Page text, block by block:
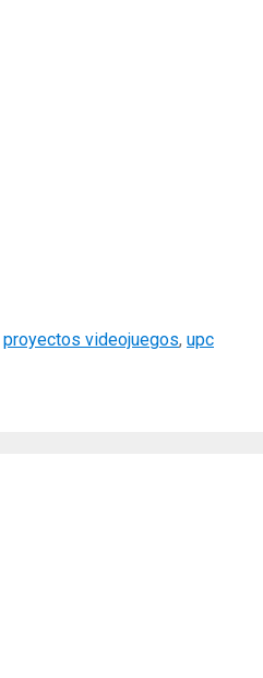
proyectos videojuegos, upc